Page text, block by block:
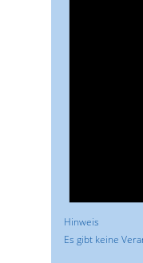
Hinweis
Es gibt keine